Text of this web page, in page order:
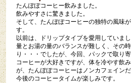
たんぽぽコーヒー飲みました。
飲みやすさに驚きました。
そして、たんぽぽコーヒーの独特の風味
す。
以前は、ドリップタイプを愛用していま
量とお湯の量のバランスが難しく、その
り・・・でしたが、今回、パックで取り寄
コーヒーが大好きですが、体を冷やす飲
が、たんぽぽコーヒーはノンカフェイン
今後のコーヒータイムが楽しみです。